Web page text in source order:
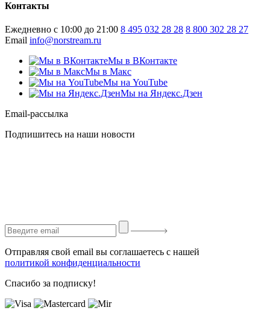
Контакты
Ежедневно с 10:00 до 21:00 8 495 032 28 28 8 800 302 28 27
Email info@norstream.ru
Мы в ВКонтакте
Мы в Макс
Мы на YouTube
Мы на Яндекс.Дзен
Email-рассылка
Подпишитесь на наши новости
Отправляя свой email вы соглашаетесь с нашей
политикой конфиденциальности
Спасибо за подписку!